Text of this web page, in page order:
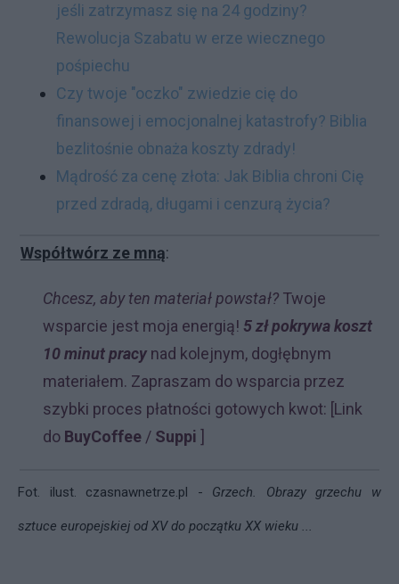
jeśli zatrzymasz się na 24 godziny?
Rewolucja Szabatu w erze wiecznego
pośpiechu
Czy twoje "oczko" zwiedzie cię do
finansowej i emocjonalnej katastrofy? Biblia
bezlitośnie obnaża koszty zdrady!
Mądrość za cenę złota: Jak Biblia chroni Cię
przed zdradą, długami i cenzurą życia?
Współtwórz ze mną:
Chcesz, aby ten materiał powstał? Twoje
wsparcie jest moja energią! 5 zł pokrywa koszt
10 minut pracy nad kolejnym, dogłębnym
materiałem. Zapraszam do wsparcia przez
szybki proces płatności gotowych kwot: [Link
do BuyCoffee / Suppi
Fot. ilust. czasnawnetrze.pl - Grzech. Obrazy grzechu w
sztuce europejskiej od XV do początku XX wieku ...